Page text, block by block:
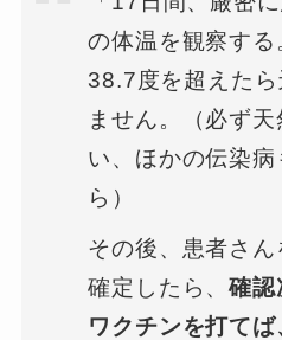
の体温を観察す
38.7度を超えた
ません。（必ず
い、ほかの伝染
ら）
その後、患者さ
確定したら、確認
ワクチンを打て